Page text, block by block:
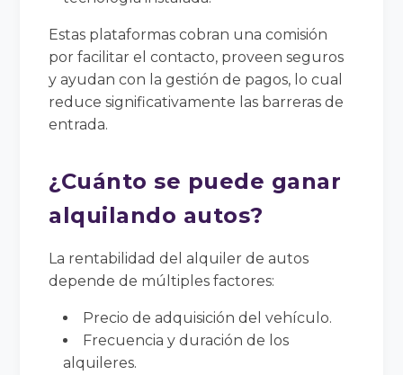
Estas plataformas cobran una comisión
por facilitar el contacto, proveen seguros
y ayudan con la gestión de pagos, lo cual
reduce significativamente las barreras de
entrada.
¿Cuánto se puede ganar
alquilando autos?
La rentabilidad del alquiler de autos
depende de múltiples factores:
Precio de adquisición del vehículo.
Frecuencia y duración de los
alquileres.